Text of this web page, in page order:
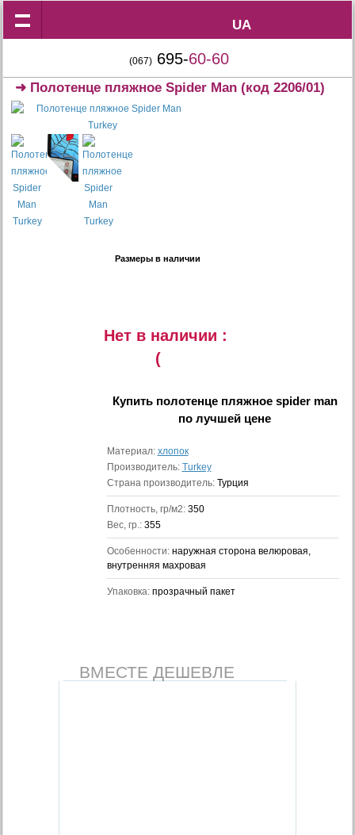
UA
UA
(067) 695-60-60
➜ Полотенце пляжное Spider Man (код 2206/01)
Размеры в наличии
Нет в наличии :
(
Купить полотенце пляжное spider man
по лучшей цене
Материал: хлопок
Производитель: Turkey
Страна производитель: Турция
Плотность, гр/м2: 350
Вес, гр.: 355
Особенности: наружная сторона велюровая,
внутренняя махровая
Упаковка: прозрачный пакет
ВМЕСТЕ ДЕШЕВЛЕ